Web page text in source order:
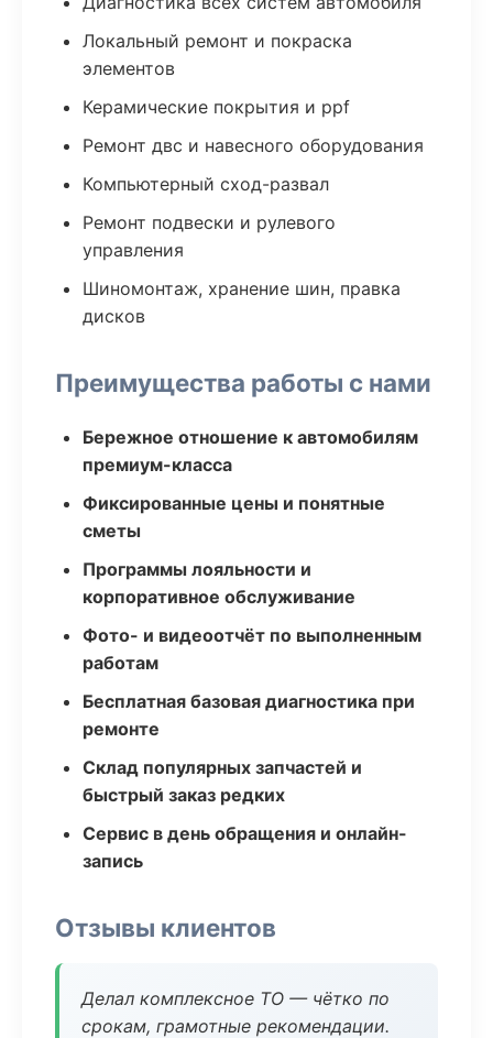
Локальный ремонт и покраска
элементов
Керамические покрытия и ppf
Ремонт двс и навесного оборудования
Компьютерный сход-развал
Ремонт подвески и рулевого
управления
Шиномонтаж, хранение шин, правка
дисков
Преимущества работы с нами
Бережное отношение к автомобилям
премиум-класса
Фиксированные цены и понятные
сметы
Программы лояльности и
корпоративное обслуживание
Фото- и видеоотчёт по выполненным
работам
Бесплатная базовая диагностика при
ремонте
Склад популярных запчастей и
быстрый заказ редких
Сервис в день обращения и онлайн-
запись
Отзывы клиентов
Делал комплексное ТО — чётко по
срокам, грамотные рекомендации.